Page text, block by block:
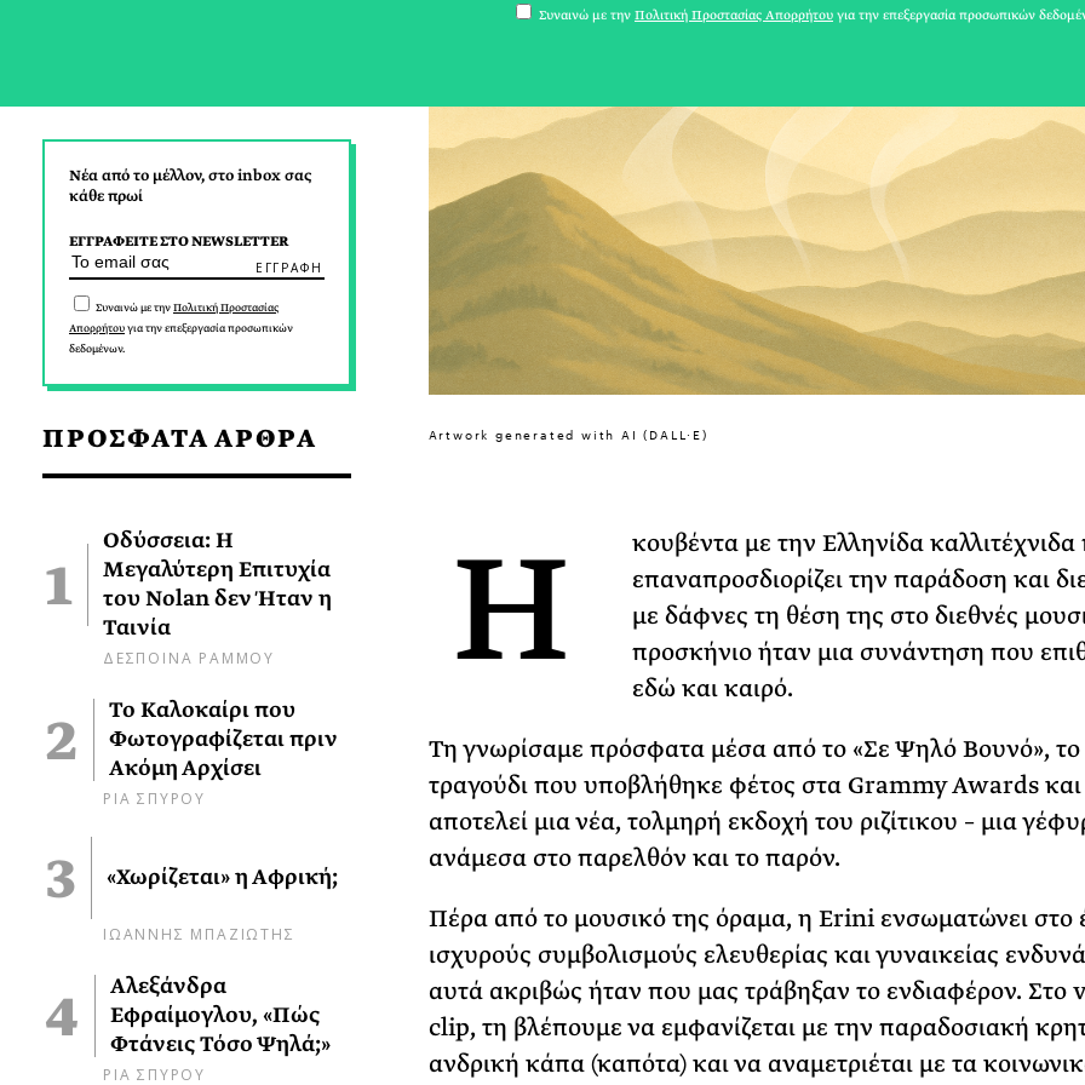
Νέα από το μέλλον, στο inbox σας
κάθε πρωί
ΕΓΓΡΑΦΕΙΤΕ ΣΤΟ NEWSLETTER
Συναινώ με τηνΠολιτική Προστασίας
Απορρήτουγια την επεξεργασία προσωπικών
δεδομένων.
ΠΡΟΣΦΑΤΑ ΑΡΘΡΑ
Οδύσσεια: Η
Μεγαλύτερη Επιτυχία
του Nolan δεν Ήταν η
Ταινία
ΔΕΣΠΟΙΝΑ ΡΑΜΜΟΥ
Το Καλοκαίρι που
Φωτογραφίζεται πριν
Ακόμη Αρχίσει
ΡΙΑ ΣΠΥΡΟΥ
«Χωρίζεται» η Αφρική;
ΙΩΑΝΝΗΣ ΜΠΑΖΙΩΤΗΣ
Αλεξάνδρα
Εφραίμογλου, «Πώς
Φτάνεις Τόσο Ψηλά;»
ΡΙΑ ΣΠΥΡΟΥ
Artwork generated with AI (DALL·E)
Η
κουβέντα με την Ελληνίδα
επαναπροσδιορίζει την παράδοση και
με δάφνες τη θέση της στο διεθνές
προσκήνιο ήταν μια συνάντηση που
εδώ και καιρό.
Τη γνωρίσαμε πρόσφατα μέσα από το «Σε Ψηλό Βουνό», το
τραγούδι που υποβλήθηκε φέτος στα Grammy Awards και
αποτελεί μια νέα, τολμηρή εκδοχή του ριζίτικου – μια
ανάμεσα στο παρελθόν και το παρόν.
Πέρα από το μουσικό της όραμα, η Erini ενσωματώνει στο
ισχυρούς συμβολισμούς ελευθερίας και γυναικείας
αυτά ακριβώς ήταν που μας τράβηξαν το ενδιαφέρον. Στο
clip, τη βλέπουμε να εμφανίζεται με την παραδοσιακή
ανδρική κάπα (καπότα) και να αναμετριέται με τα
Ακόμη Αρχίσει
ΡΙΑ ΣΠΥΡΟΥ
Συναινώ με την Πολιτική Προστασίας Απορρήτου για την επεξεργασία προσωπικών